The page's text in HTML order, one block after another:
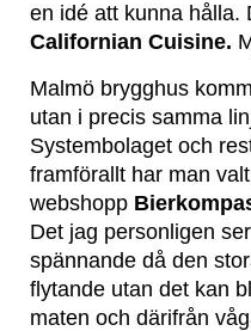
en idé att kunna hålla.
Californian Cuisine.
Malmö brygghus
utan i precis samma
Systembolaget och
framförallt har man
webshopp
Det jag personligen
spännande då den
flytande utan det kan
maten och därifrån